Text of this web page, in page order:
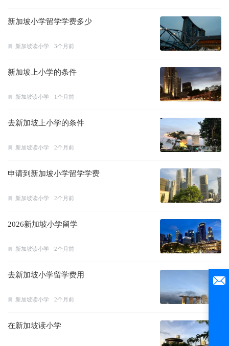
新加坡小学留学学费多少
新加坡读小学 3个月前
新加坡上小学的条件
新加坡读小学 1个月前
去新加坡上小学的条件
新加坡读小学 2个月前
申请到新加坡小学留学学费
新加坡读小学 2个月前
2026新加坡小学留学
新加坡读小学 2个月前
去新加坡小学留学费用
新加坡读小学 2个月前
在新加坡读小学